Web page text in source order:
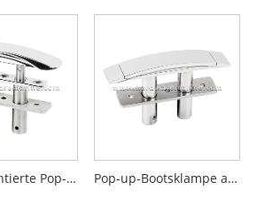
Bündig montierte Pop-up-Bootsklampe aus 316L-Edelstahl Pop-up-Bootsklampe aus 316L-Edelstahl